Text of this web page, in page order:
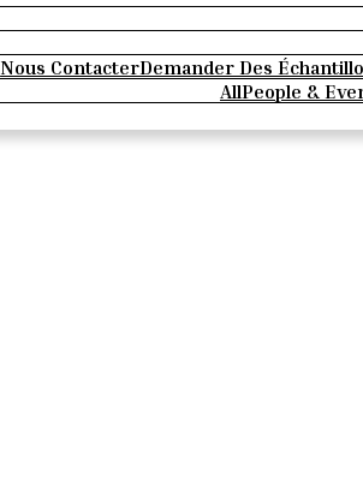
Nous ContacterDemander Des
AllPeople &